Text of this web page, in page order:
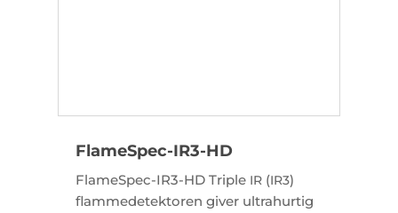
FlameSpec-IR3-HD
FlameSpec-IR3-HD Triple IR(IR3)
flammedetektoren giver ultrahurtig